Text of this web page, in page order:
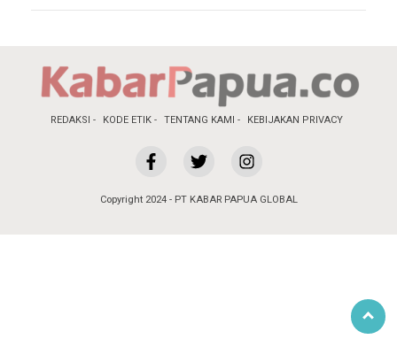
REDAKSI KODE ETIK TENTANG KAMI KEBIJAKAN PRIVACY
Copyright 2024 - PT KABAR PAPUA GLOBAL